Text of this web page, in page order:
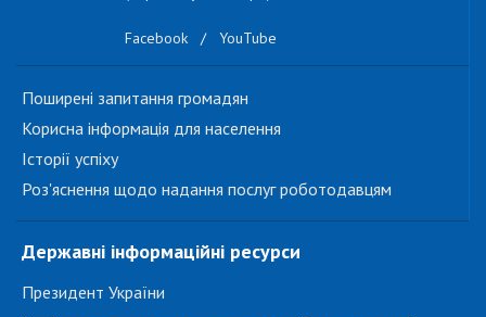
Facebook / YouTube
Поширені запитання громадян
Корисна інформація для населення
Історії успіху
Роз'яснення щодо надання послуг роботодавцям
Державні інформаційні ресурси
Президент України